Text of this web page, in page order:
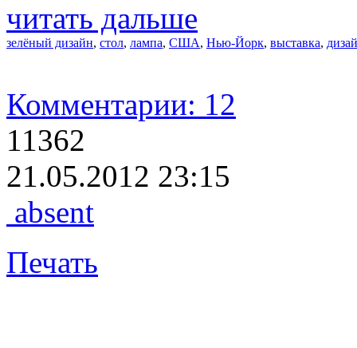
читать дальше
зелёный дизайн, стол, лампа, США, Нью-Йорк, выставка,
Комментарии: 12
11362
21.05.2012 23:15
absent
Печать